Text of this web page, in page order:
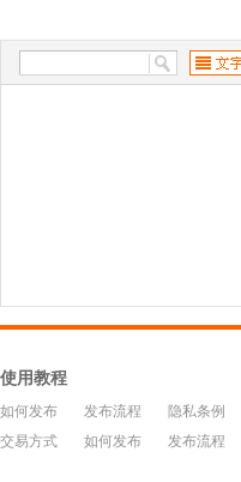
使用教程
如何发布 发布流程
隐私条例
交易方式
如何发布 发布流程